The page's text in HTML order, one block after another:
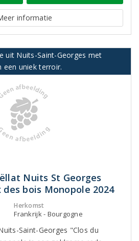
informatie
uit Nuits-Saint-Georges met
een uniek terroir.
Nuits St Georges
des bois Monopole 2024
Herkomst
Frankrijk - Bourgogne
Saint-Georges "Clos du